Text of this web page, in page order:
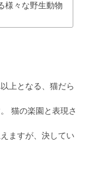
様々な野生動物
上となる、猫だら
猫の楽園と表現さ
ますが、決してい